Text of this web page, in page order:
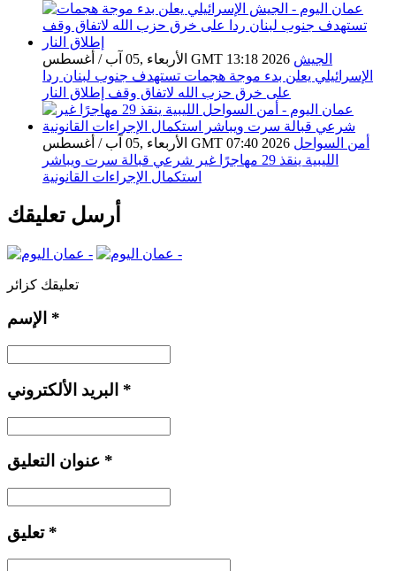
الأربعاء ,05 آب / أغسطس GMT 13:18 2026 الجيش
الإسرائيلي يعلن بدء موجة هجمات تستهدف جنوب لبنان ردا
على خرق حزب الله لاتفاق وقف إطلاق النار
الأربعاء ,05 آب / أغسطس GMT 07:40 2026 أمن السواحل
الليبية ينقذ 29 مهاجرًا غير شرعي قبالة سرت ويباشر
استكمال الإجراءات القانونية
أرسل تعليقك
تعليقك كزائر
*
*
*
تعليق *